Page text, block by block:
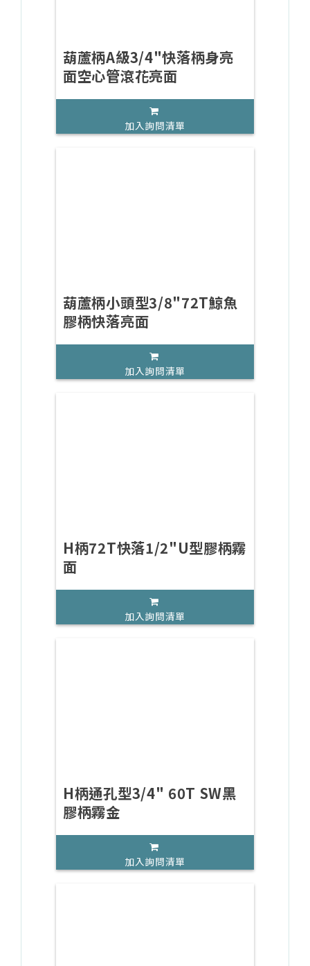
葫蘆柄A級3/4"快落柄身亮
面空心管滾花亮面
加入詢問清單
葫蘆柄小頭型3/8"72T鯨魚
膠柄快落亮面
加入詢問清單
H柄72T快落1/2"U型膠柄霧
面
加入詢問清單
H柄通孔型3/4" 60T SW黑
膠柄霧金
加入詢問清單